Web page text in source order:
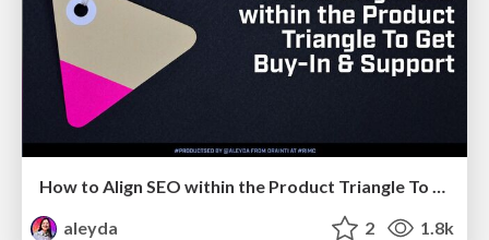
How to Align SEO within the Product Triangle To Get Buy-In & Support - #RIMC
aleyda
2 1.8k